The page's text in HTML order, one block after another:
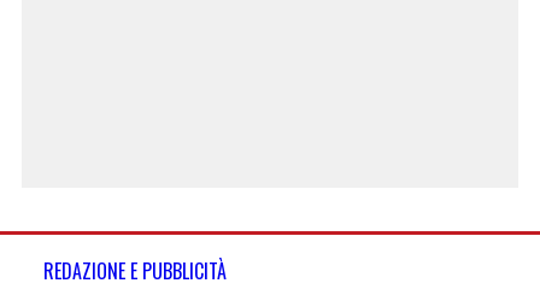
REDAZIONE E PUBBLICITÀ